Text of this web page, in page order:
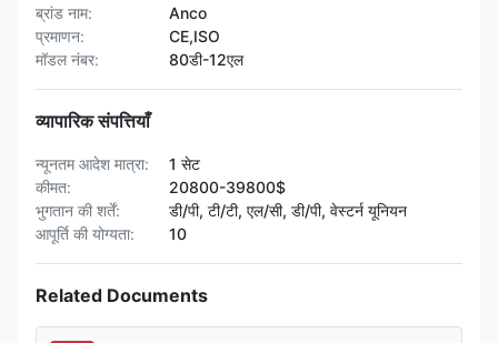
ब्रांड नाम:
Anco
प्रमाणन:
CE,ISO
मॉडल नंबर:
80डी-12एल
व्यापारिक संपत्तियाँ
न्यूनतम आदेश मात्रा:
1 सेट
कीमत:
20800-39800$
भुगतान की शर्तें:
डी/पी, टी/टी, एल/सी, डी/पी, वेस्टर्न यूनियन
आपूर्ति की योग्यता:
10
Related Documents